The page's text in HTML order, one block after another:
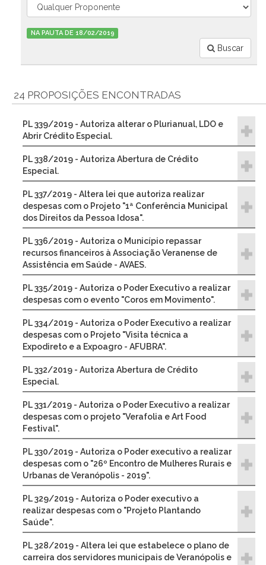
NA PAUTA DE 18/02/2019
Buscar
24 PROPOSIÇÕES ENCONTRADAS
PL 339/2019 - Autoriza alterar o Plurianual, LDO e
Abrir Crédito Especial.
PL 338/2019 - Autoriza Abertura de Crédito
Especial.
PL 337/2019 - Altera lei que autoriza realizar
despesas com o Projeto "1ª Conferência Municipal
dos Direitos da Pessoa Idosa".
PL 336/2019 - Autoriza o Município repassar
recursos financeiros à Associação Veranense de
Assistência em Saúde - AVAES.
PL 335/2019 - Autoriza o Poder Executivo a realizar
despesas com o evento "Coros em Movimento".
PL 334/2019 - Autoriza o Poder Executivo a realizar
despesas com o Projeto "Visita técnica a
Expodireto e a Expoagro - AFUBRA".
PL 332/2019 - Autoriza Abertura de Crédito
Especial.
PL 331/2019 - Autoriza o Poder Executivo a realizar
despesas com o projeto "Verafolia e Art Food
Festival".
PL 330/2019 - Autoriza o Poder executivo a realizar
despesas com o "26º Encontro de Mulheres Rurais e
Urbanas de Veranópolis - 2019".
PL 329/2019 - Autoriza o Poder executivo a
realizar despesas com o "Projeto Plantando
Saúde".
PL 328/2019 - Altera lei que estabelece o plano de
carreira dos servidores municipais de Veranópolis e